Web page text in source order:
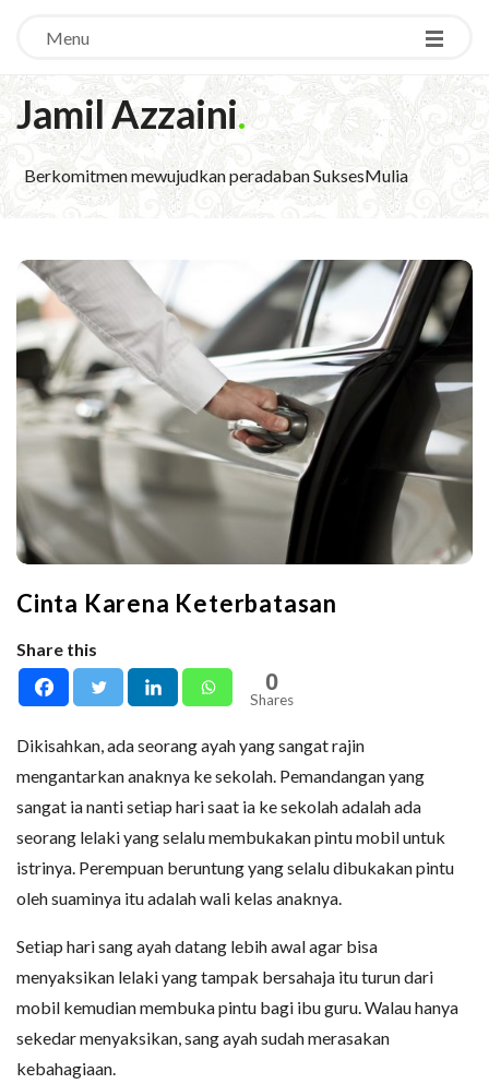
Menu
Jamil Azzaini.
Berkomitmen mewujudkan peradaban SuksesMulia
Cinta Karena Keterbatasan
Share this
0
Shares
Dikisahkan, ada seorang ayah yang sangat rajin
mengantarkan anaknya ke sekolah. Pemandangan yang
sangat ia nanti setiap hari saat ia ke sekolah adalah ada
seorang lelaki yang selalu membukakan pintu mobil untuk
istrinya. Perempuan beruntung yang selalu dibukakan pintu
oleh suaminya itu adalah wali kelas anaknya.
Setiap hari sang ayah datang lebih awal agar bisa
menyaksikan lelaki yang tampak bersahaja itu turun dari
mobil kemudian membuka pintu bagi ibu guru. Walau hanya
sekedar menyaksikan, sang ayah sudah merasakan
kebahagiaan.